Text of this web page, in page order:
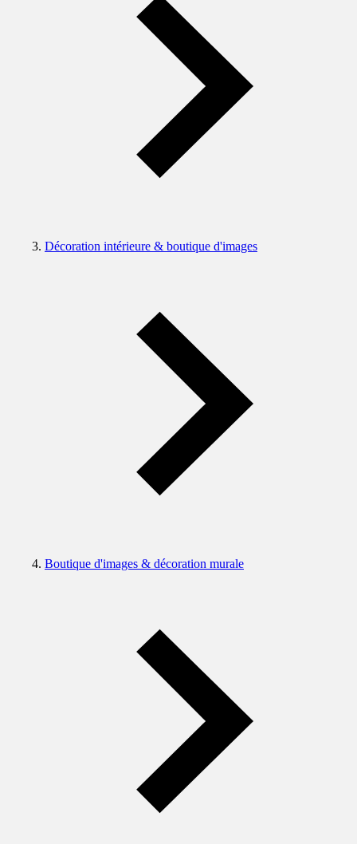
Décoration intérieure & boutique d'images
Boutique d'images & décoration murale